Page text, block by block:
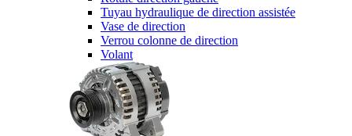
Tuyau hydraulique de direction assistée
Vase de direction
Verrou colonne de direction
Volant